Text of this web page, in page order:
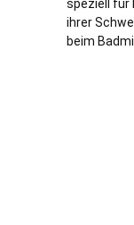
speziell für
ihrer
beim